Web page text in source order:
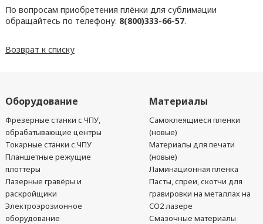
По вопросам приобретения плёнки для сублимации
обращайтесь по телефону: 8(800)333-66-57.
Возврат к списку
Оборудование
Фрезерные станки с ЧПУ,
обрабатывающие центры
Токарные станки с ЧПУ
Планшетные режущие
плоттеры
Лазерные гравёры и
раскройщики
Электроэрозионное
оборудование
Материалы
Самоклеящиеся пленки
(новые)
Материалы для печати
(новые)
Ламинационная пленка
Пасты, спреи, скотчи для
гравировки на металлах на
CO2 лазере
Смазочные материалы